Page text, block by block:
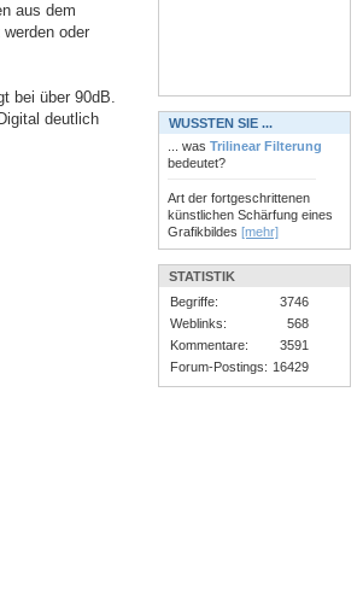
aus dem
oder
bei über 90dB.
deutlich
WUSSTEN SIE ...
... was Trilinear Filterung
bedeutet?
Art der fortgeschrittenen
künstlichen Schärfung eines
Grafikbildes [mehr]
STATISTIK
Begriffe:
3746
Weblinks:
568
Kommentare:
3591
Forum-Postings: 16429